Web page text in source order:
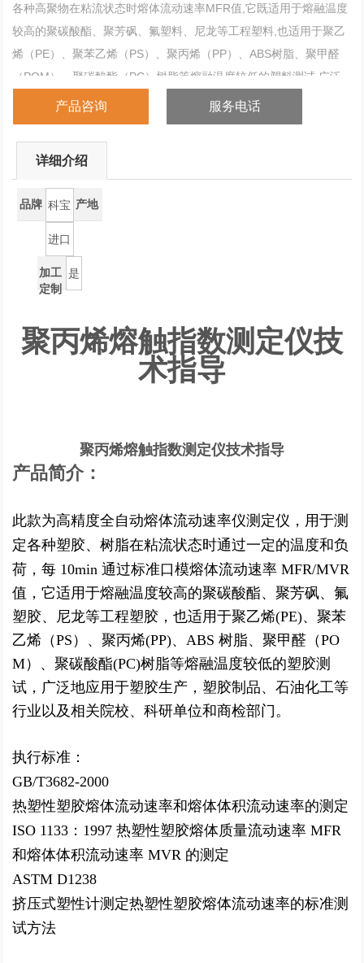
各种高聚物在粘流状态时熔体流动速率MFR值,它既适用于熔融温度
较高的聚碳酸酯、聚芳砜、氟塑料、尼龙等工程塑料,也适用于聚乙
烯（PE）、聚苯乙烯（PS）、聚丙烯（PP）、ABS树脂、聚甲醛
（POM）、聚碳酸酯（PC）树脂等熔融温度较低的塑料测试,广泛
地应用于塑料生产,塑料制品、石油化工等行业以及相关院校、科研
单位和商检部门。
产品咨询 服务电话
详细介绍
品牌 科宝 产地
进口
加工
定制
是
聚丙烯熔触指数测定仪技
术指导
聚丙烯熔触指数测定仪技术指导
产品简介：
此款为高精度全自动熔体流动速率仪测定仪，用于测
定各种塑胶、树脂在粘流状态时通过一定的温度和负
荷，每 10min 通过标准口模熔体流动速率 MFR/MVR
值，它适用于熔融温度较高的聚碳酸酯、聚芳砜、氟
塑胶、尼龙等工程塑胶，也适用于聚乙烯(PE)、聚苯
乙烯（PS）、聚丙烯(PP)、ABS 树脂、聚甲醛（PO
M）、聚碳酸酯(PC)树脂等熔融温度较低的塑胶测
试，广泛地应用于塑胶生产，塑胶制品、石油化工等
行业以及相关院校、科研单位和商检部门。
执行标准：
GB/T3682-2000
热塑性塑胶熔体流动速率和熔体体积流动速率的测定
ISO 1133：1997 热塑性塑胶熔体质量流动速率 MFR
和熔体体积流动速率 MVR 的测定
ASTM D1238
挤压式塑性计测定热塑性塑胶熔体流动速率的标准测
试方法